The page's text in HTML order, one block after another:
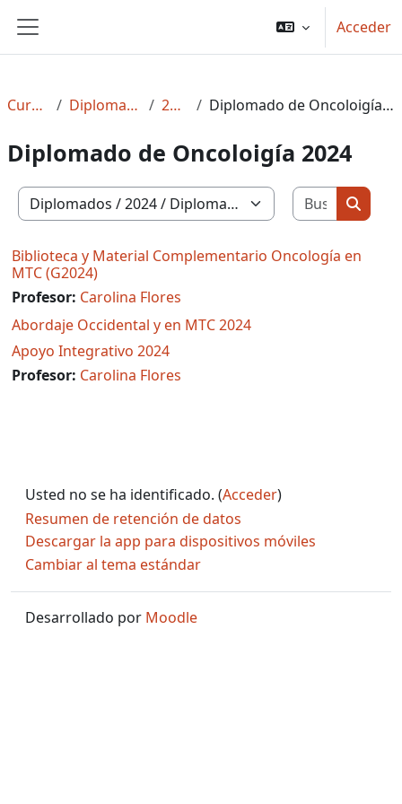
Panel lateral
Acceder
Cursos Diplomados 2024 Diplomado de Oncoloigía 2024
Diplomado de Oncoloigía 2024
Categorías
Buscar
Biblioteca y Material Complementario Oncología en
MTC (G2024)
Profesor: Carolina Flores
Abordaje Occidental y en MTC 2024
Apoyo Integrativo 2024
Profesor: Carolina Flores
Usted no se ha identificado. (Acceder)
Resumen de retención de datos
Descargar la app para dispositivos móviles
Cambiar al tema estándar
Desarrollado por Moodle